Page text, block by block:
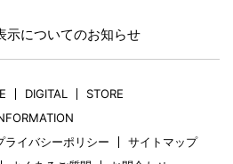
示についてのお知らせ
DIGITAL
STORE
ライバシーポリシー
サイトマップ